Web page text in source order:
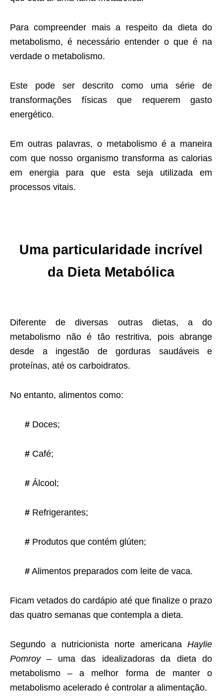
Para compreender mais a respeito da dieta do
metabolismo, é necessário entender o que é na
verdade o metabolismo.
Este pode ser descrito como uma série de
transformações físicas que requerem gasto
energético.
Em outras palavras, o metabolismo é a maneira
com que nosso organismo transforma as calorias
em energia para que esta seja utilizada em
processos vitais.
Uma particularidade incrível
da Dieta Metabólica
Diferente de diversas outras dietas, a do
metabolismo não é tão restritiva, pois abrange
desde a ingestão de gorduras saudáveis e
proteínas, até os carboidratos.
No entanto, alimentos como:
# Doces;
# Café;
# Álcool;
# Refrigerantes;
# Produtos que contém glúten;
# Alimentos preparados com leite de vaca.
Ficam vetados do cardápio até que finalize o prazo
das quatro semanas que contempla a dieta.
Segundo a nutricionista norte americana Haylie
Pomroy– uma das idealizadoras da dieta do
metabolismo – a melhor forma de manter o
metabolismo acelerado é controlar a alimentação.